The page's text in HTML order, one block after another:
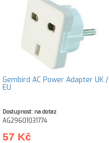
Gembird AC Power Adapter UK /
EU
Dostupnost: na dotaz
AG29601031774
57 Kč